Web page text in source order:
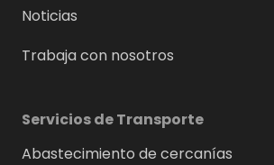
Noticias
Trabaja con nosotros
Servicios de Transporte
Abastecimiento de cercanías